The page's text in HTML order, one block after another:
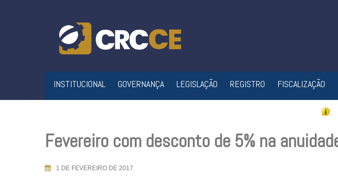
INSTITUCIONAL GOVERNANÇA LEGISLAÇÃO REGISTRO FISCALIZAÇÃO
Fevereiro com desconto de 5% na
1 DE FEVEREIRO DE 2017